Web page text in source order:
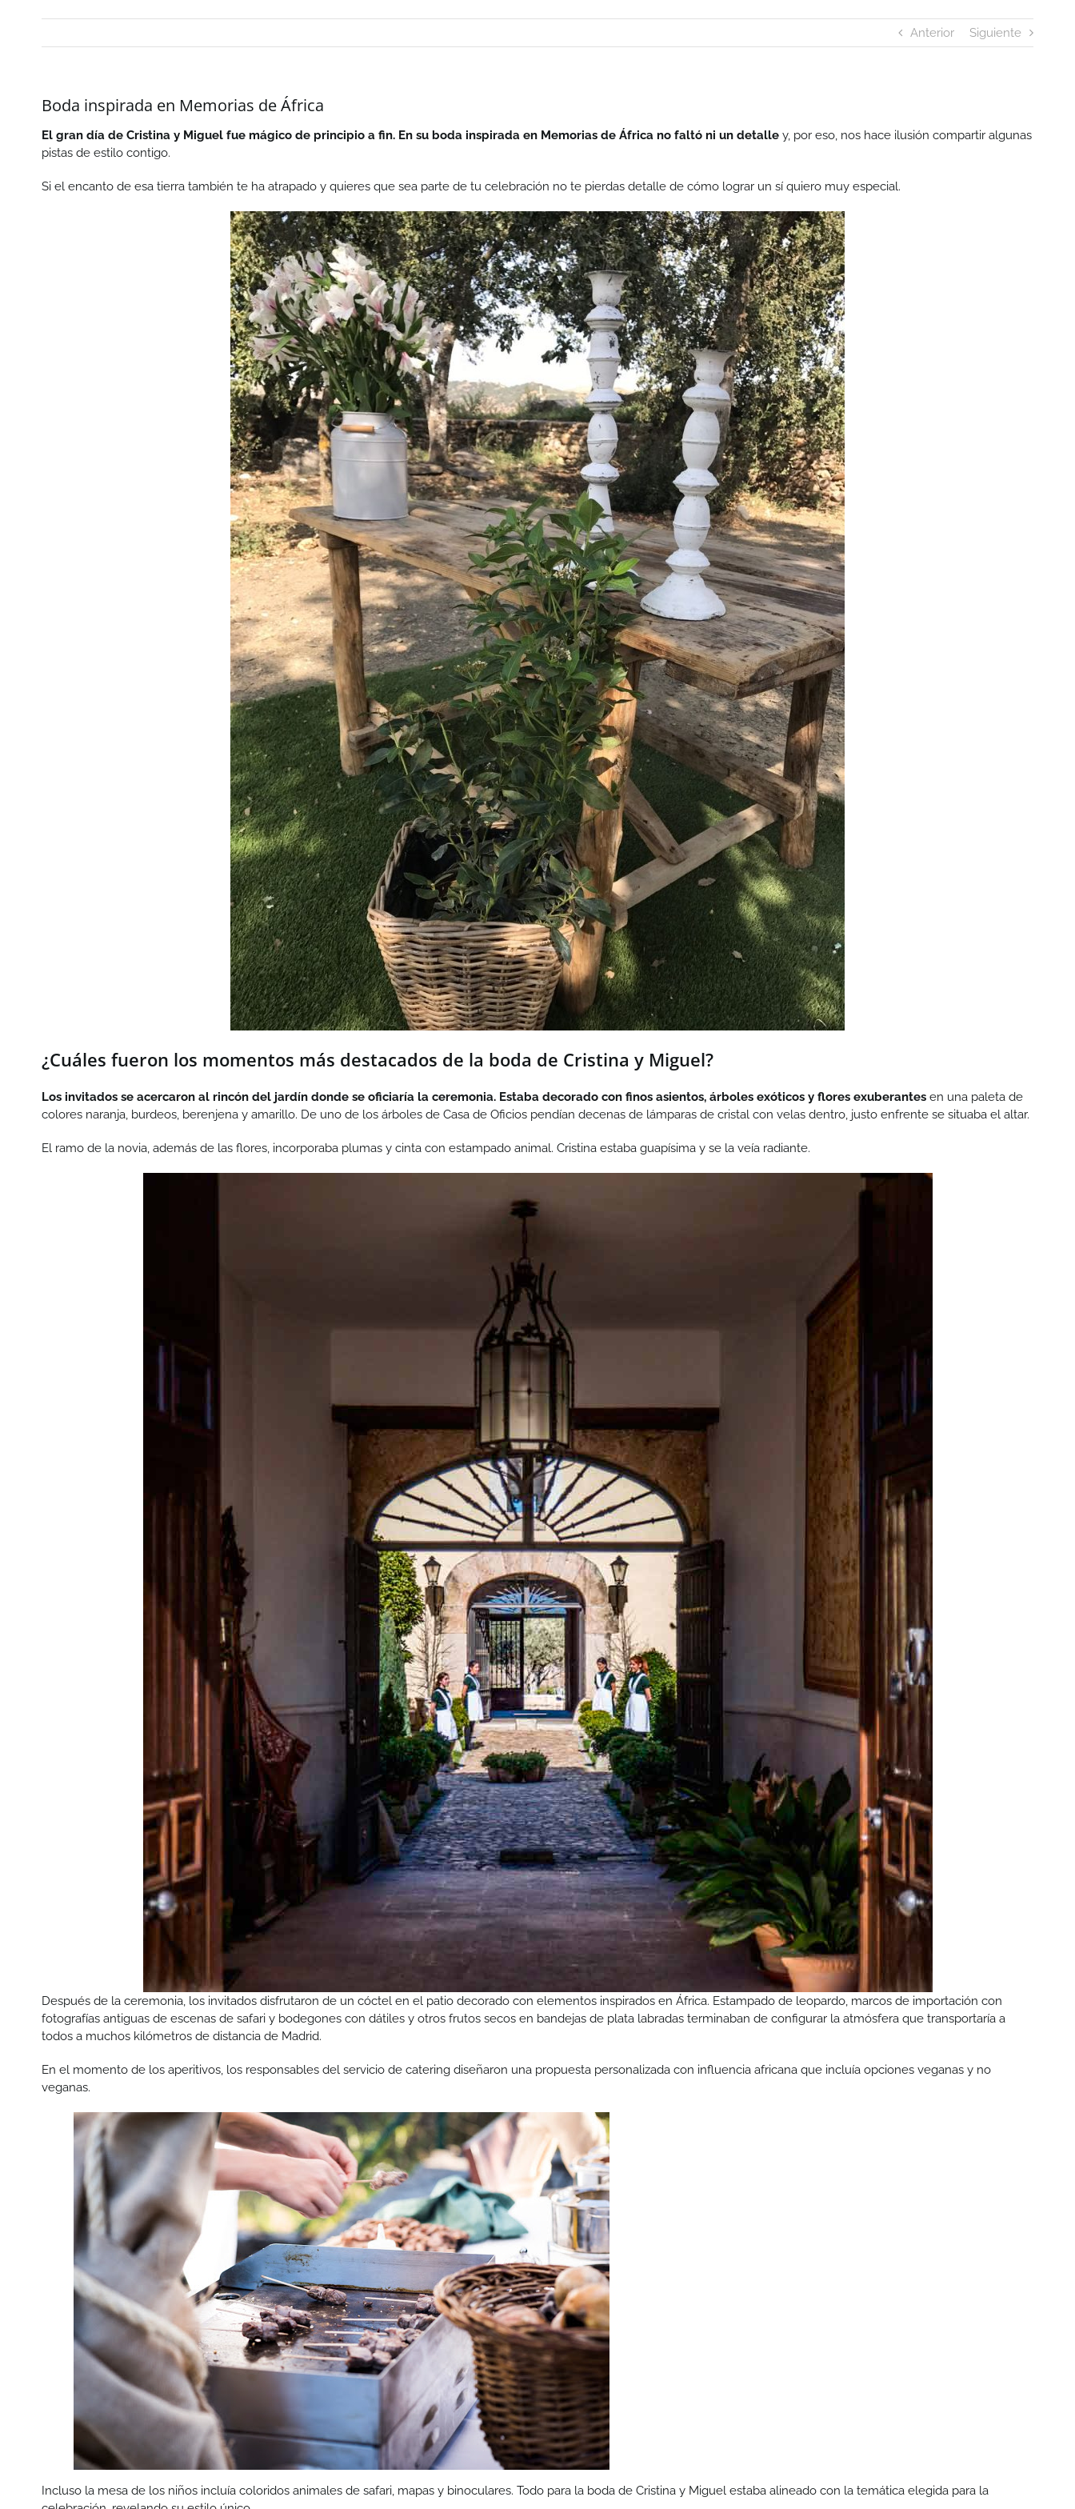
Anterior Siguiente
Boda inspirada en Memorias de África
El gran día de Cristina y Miguel fue mágico de principio a fin. En su boda inspirada en Memorias de África no faltó ni un detalle y, por eso, nos hace ilusión compartir algunas
pistas de estilo contigo.
Si el encanto de esa tierra también te ha atrapado y quieres que sea parte de tu celebración no te pierdas detalle de cómo lograr un sí quiero muy especial.
¿Cuáles fueron los momentos más destacados de la boda de Cristina y Miguel?
Los invitados se acercaron al rincón del jardín donde se oficiaría la ceremonia. Estaba decorado con finos asientos, árboles exóticos y flores exuberantes en una paleta de
colores naranja, burdeos, berenjena y amarillo. De uno de los árboles de Casa de Oficios pendían decenas de lámparas de cristal con velas dentro, justo enfrente se situaba el altar.
El ramo de la novia, además de las flores, incorporaba plumas y cinta con estampado animal. Cristina estaba guapísima y se la veía radiante.
Después de la ceremonia, los invitados disfrutaron de un cóctel en el patio decorado con elementos inspirados en África. Estampado de leopardo, marcos de importación con
fotografías antiguas de escenas de safari y bodegones con dátiles y otros frutos secos en bandejas de plata labradas terminaban de configurar la atmósfera que transportaría a
todos a muchos kilómetros de distancia de Madrid.
En el momento de los aperitivos, los responsables del servicio de catering diseñaron una propuesta personalizada con influencia africana que incluía opciones veganas y no
veganas.
Incluso la mesa de los niños incluía coloridos animales de safari, mapas y binoculares. Todo para la boda de Cristina y Miguel estaba alineado con la temática elegida para la